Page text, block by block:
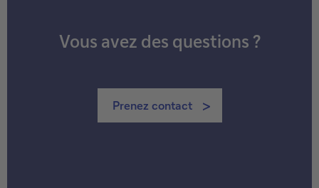
Vous avez des questions ?
Prenez contact